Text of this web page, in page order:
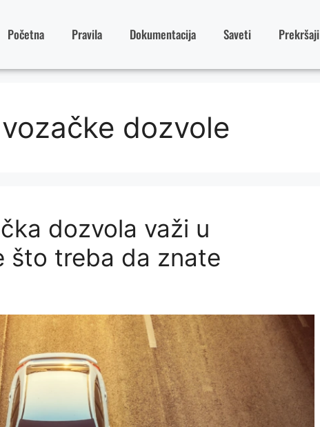
Početna Pravila Dokumentacija Saveti Prekršaji
dozvole
dozvola važi u
što treba da znate